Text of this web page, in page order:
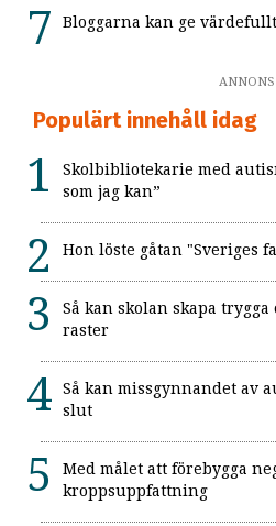
Bloggarna kan ge
ANNONS
Populärt innehåll idag
Skolbibliotekarie med
som jag kan”
Hon löste gåtan "Sveriges
Så kan skolan skapa
raster
Så kan missgynnandet av
slut
Med målet att förebygga
kroppsuppfattning